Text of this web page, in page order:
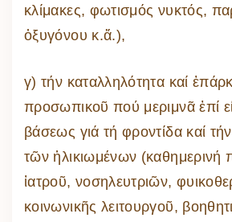
κλίμακες, φωτισμός νυκτός,
ὀξυγόνου κ.ἄ.),
γ) τήν καταλληλότητα καί
προσωπικοῦ πού μεριμνᾶ ἐπί
βάσεως γιά τή φροντίδα καί
τῶν ἡλικιωμένων (καθημερινή
ἰατροῦ, νοσηλευτριῶν,
κοινωνικῆς λειτουργοῦ,